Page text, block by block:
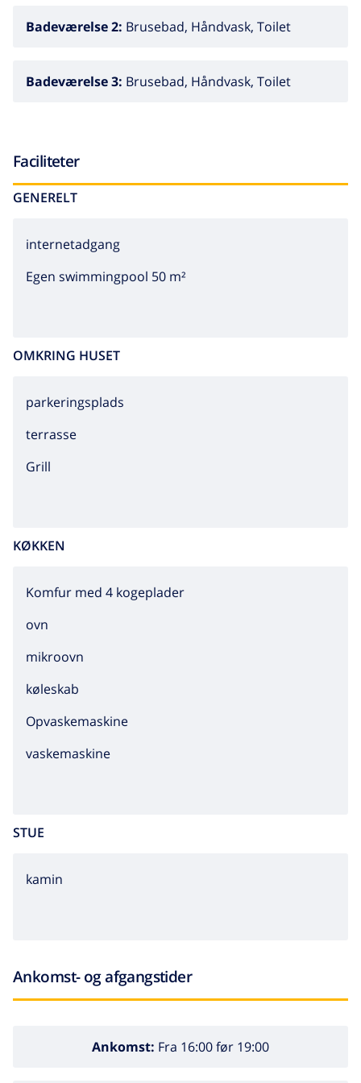
Badeværelse 2: Brusebad, Håndvask, Toilet
Badeværelse 3: Brusebad, Håndvask, Toilet
Faciliteter
GENERELT
internetadgang
Egen swimmingpool 50 m²
OMKRING HUSET
parkeringsplads
terrasse
grill
KØKKEN
Komfur med 4 kogeplader
ovn
mikroovn
køleskab
Opvaskemaskine
vaskemaskine
STUE
kamin
Ankomst- og afgangstider
Ankomst: Fra 16:00 før 19:00